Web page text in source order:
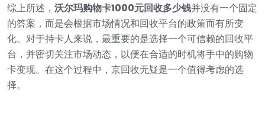
综上所述， 沃尔玛购物卡1000元回收多少钱并没有一个固定
的答案，而是会根据市场情况和回收平台的政策而有所变
化。对于持卡人来说，最重要的是选择一个可信赖的回收平
台，并密切关注市场动态，以便在合适的时机将手中的购物
卡变现。在这个过程中，京回收无疑是一个值得考虑的选
择。